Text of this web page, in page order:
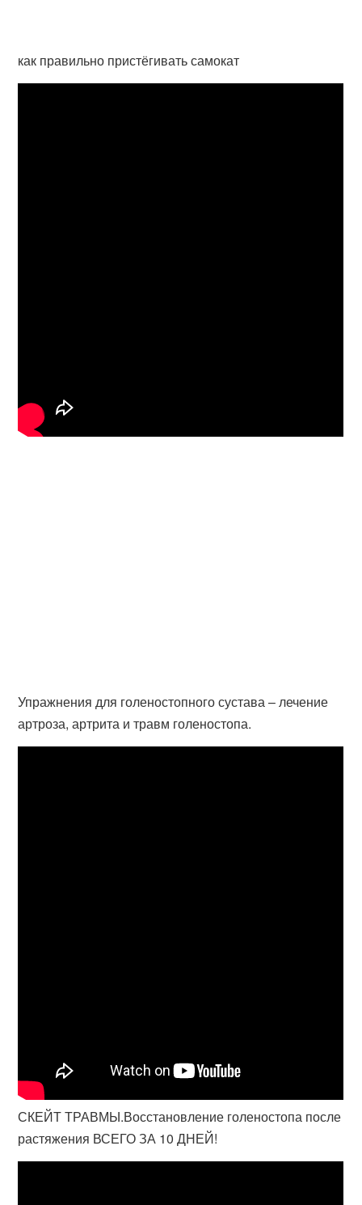
как правильно пристёгивать самокат
Упражнения для голеностопного сустава – лечение
артроза, артрита и травм голеностопа.
СКЕЙТ ТРАВМЫ.Восстановление голеностопа после
растяжения ВСЕГО ЗА 10 ДНЕЙ!